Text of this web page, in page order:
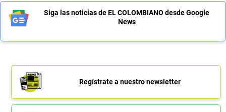
Siga las noticias de EL COLOMBIANO desde Google
News
Regístrate a nuestro newsletter